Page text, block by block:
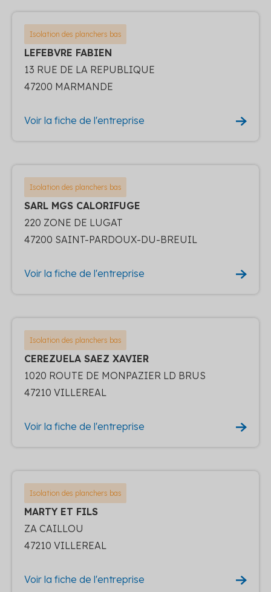
Isolation des planchers bas
LEFEBVRE FABIEN
13 RUE DE LA REPUBLIQUE
47200 MARMANDE
Voir la fiche de l'entreprise
Isolation des planchers bas
SARL MGS CALORIFUGE
220 ZONE DE LUGAT
47200 SAINT-PARDOUX-DU-BREUIL
Voir la fiche de l'entreprise
Isolation des planchers bas
CEREZUELA SAEZ XAVIER
1020 ROUTE DE MONPAZIER LD BRUS
47210 VILLEREAL
Voir la fiche de l'entreprise
Isolation des planchers bas
MARTY ET FILS
ZA CAILLOU
47210 VILLEREAL
Voir la fiche de l'entreprise